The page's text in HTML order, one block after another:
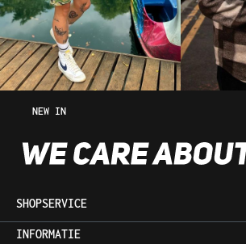
NEW IN
SHOPSERVICE
INFORMATIE